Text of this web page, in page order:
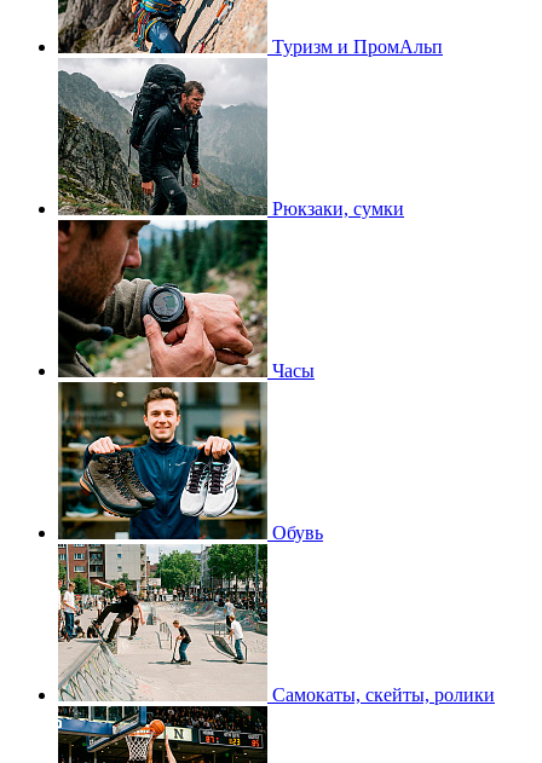
Туризм и ПромАльп
Рюкзаки, сумки
Часы
Обувь
Самокаты, скейты, ролики